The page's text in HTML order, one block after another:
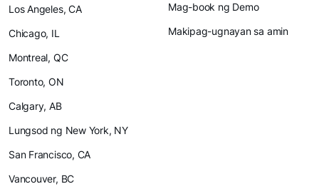
Los Angeles, CA
Chicago, IL
Montreal, QC
Toronto, ON
Calgary, AB
Lungsod ng New York, NY
San Francisco, CA
Vancouver, BC
Mag-book ng Demo
Makipag-ugnayan sa amin